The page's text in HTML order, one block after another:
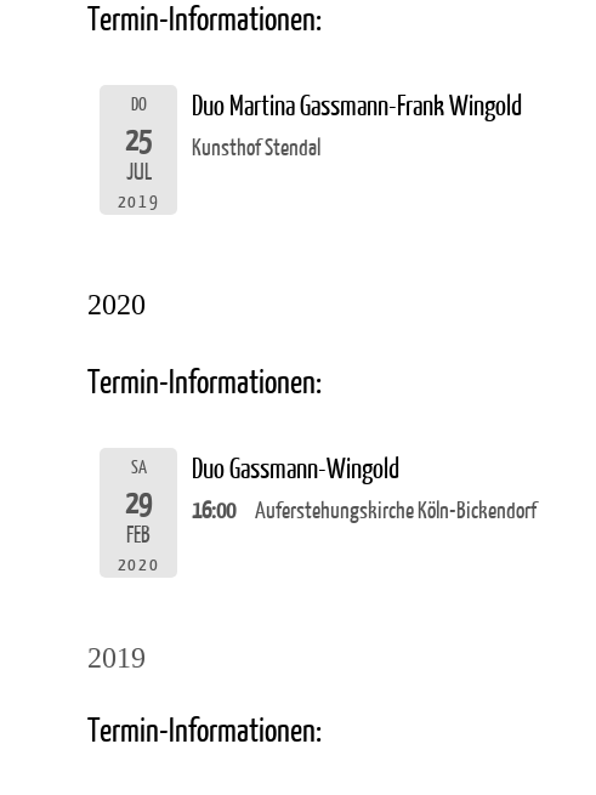
Termin-Informationen:
DO
25
JUL
2019
Duo Martina Gassmann-Frank Wingold
Kunsthof Stendal
2020
Termin-Informationen:
SA
29
FEB
2020
Duo Gassmann-Wingold
16:00 Auferstehungskirche Köln-Bickendorf
2019
Termin-Informationen: